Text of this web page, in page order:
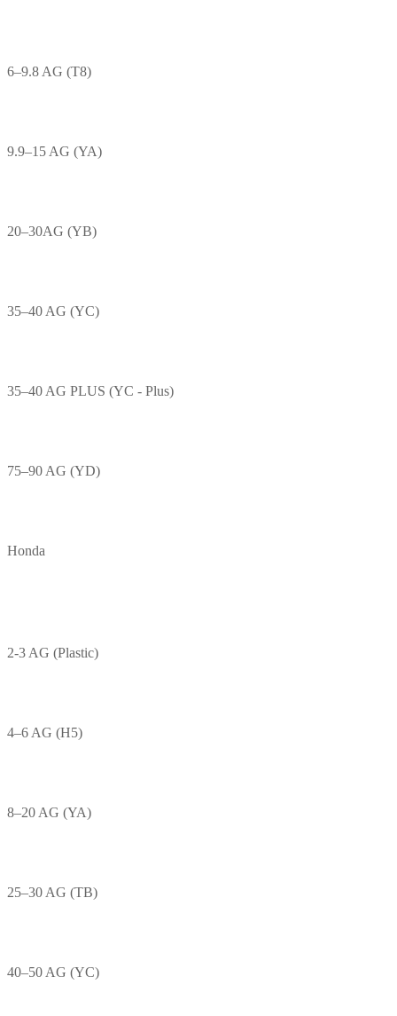
6–9.8 AG (T8)
9.9–15 AG (YA)
20–30AG (YB)
35–40 AG (YC)
35–40 AG PLUS (YC - Plus)
75–90 AG (YD)
Honda
2-3 AG (Plastic)
4–6 AG (H5)
8–20 AG (YA)
25–30 AG (TB)
40–50 AG (YC)